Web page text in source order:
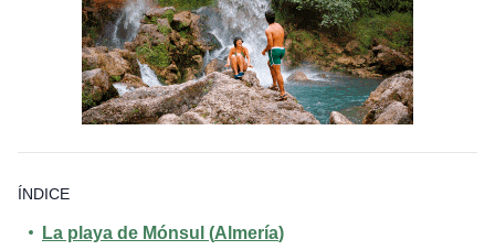
ÍNDICE
La playa de Mónsul (Almería)